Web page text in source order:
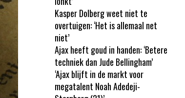
Kasper Dolberg weet niet te
overtuigen: ‘Het is allemaal net
niet’
Ajax heeft goud in handen: ‘Betere
techniek dan Jude Bellingham’
‘Ajax blijft in de markt voor
megatalent Noah Adedeji-